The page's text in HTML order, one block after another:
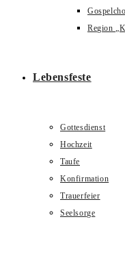
Region
Lebensfeste
Gottesdienst
Hochzeit
Taufe
Konfirmation
Trauerfeier
Seelsorge